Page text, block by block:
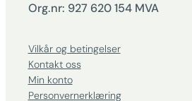
Org.nr: 927 620 154 MVA
Vilkår og betingelser
Kontakt oss
Min konto
Personvernerklæring